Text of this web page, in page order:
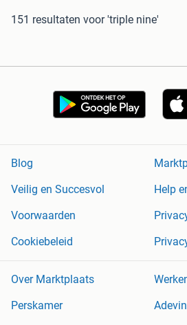
151 resultaten voor 'triple nine'
Blog
Veilig en Succesvol
Help
Voorwaarden
Cookiebeleid
Over Marktplaats
Perskamer